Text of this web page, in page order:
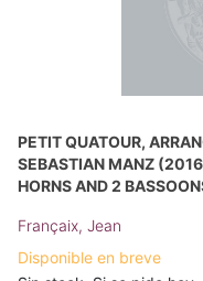
PETIT QUATOUR,
SEBASTIAN MANZ
HORNS AND 2
Françaix, Jean
Disponible en breve